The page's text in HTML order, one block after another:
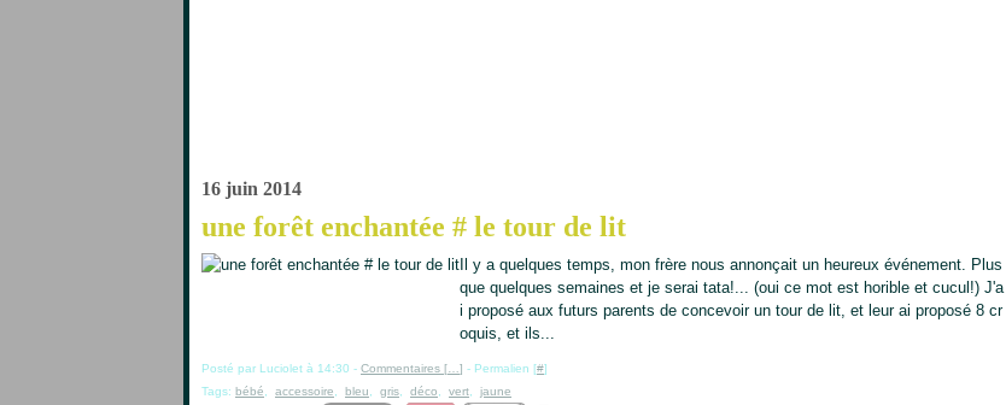
16 juin 2014
une forêt enchantée # le tour de lit
Il y a quelques temps, mon frère nous annonçait un heureux événement. Plus
que quelques semaines et je serai tata!... (oui ce mot est horible et cucul!) J'a
i proposé aux futurs parents de concevoir un tour de lit, et leur ai proposé 8 cr
oquis, et ils...
Posté par Luciolet à 14:30 - Commentaires [ ] - Permalien [#]
Tags: bébé accessoire bleu gris déco vert jaune